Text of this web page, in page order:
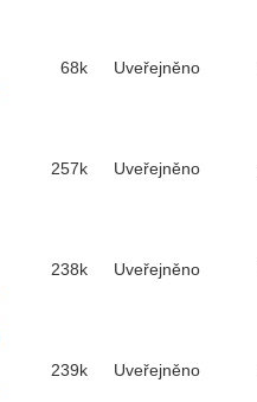
68k Uveřejněno
257k Uveřejněno
238k Uveřejněno
239k Uveřejněno